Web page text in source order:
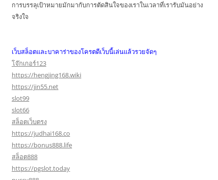
การบรรลุเป้าหมายมักมากับการตัดสินใจของเราในเวลาที่เรารับมันอย่าง
จริงใจ
เว็บสล็อตและบาคาร่าของโครตดีเว็บนี้เล่นแล้วรวยจัดๆ
โจ๊กเกอร์123
https://hengjing168.wiki
https://jin55.net
slot99
slot66
สล็อตเว็บตรง
https://judhai168.co
https://bonus888.life
สล็อต888
https://pgslot.today